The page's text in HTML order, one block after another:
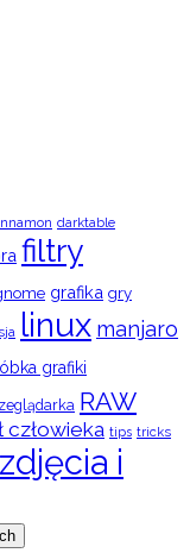
darktable
filtry
grafika gry
linux manjaro
grafiki
RAW
człowieka tips tricks
zdjęcia i